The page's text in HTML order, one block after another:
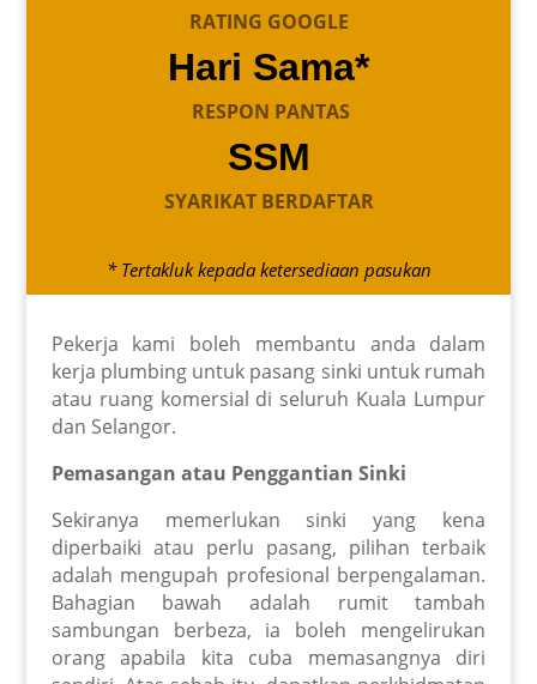
RATING GOOGLE
Hari Sama*
RESPON PANTAS
SSM
SYARIKAT BERDAFTAR
* Tertakluk kepada ketersediaan pasukan
Pekerja kami boleh membantu anda dalam
kerja plumbing untuk pasang sinki untuk rumah
atau ruang komersial di seluruh Kuala Lumpur
dan Selangor.
Pemasangan atau Penggantian Sinki
Sekiranya memerlukan sinki yang kena
diperbaiki atau perlu pasang, pilihan terbaik
adalah mengupah profesional berpengalaman.
Bahagian bawah adalah rumit tambah
sambungan berbeza, ia boleh mengelirukan
orang apabila kita cuba memasangnya diri